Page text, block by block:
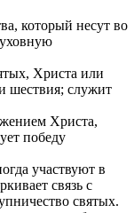
который несут во
Христа или
шествия; служит
Христа,
победу
участвуют в
связь с
святых.